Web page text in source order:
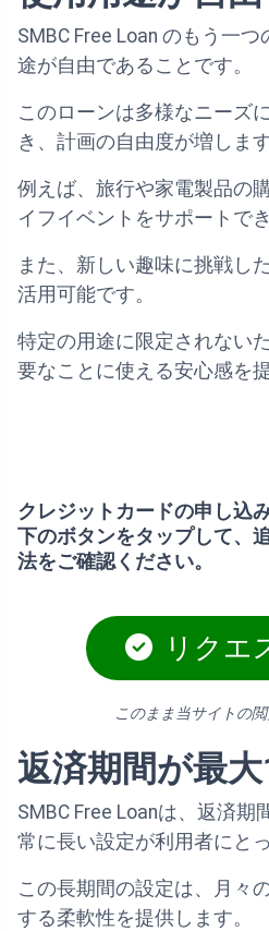
SMBC Free Loan のもう一
途が自由であることです。
このローンは多様なニーズ
き、計画の自由度が増します
例えば、旅行や家電製品の
イフイベントをサポートでき
また、新しい趣味に挑戦し
活用可能です。
特定の用途に限定されない
要なことに使える安心感を
クレジットカードの申し込
下のボタンをタップして、
法をご確認ください。
リクエ
このまま当サイトの閲
返済期間が最
SMBC Free Loanは、返済
常に長い設定が利用者にと
この長期間の設定は、月々
する柔軟性を提供します。